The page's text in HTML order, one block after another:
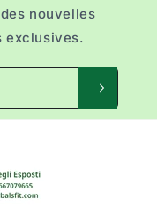
nouvelles
exclusives.